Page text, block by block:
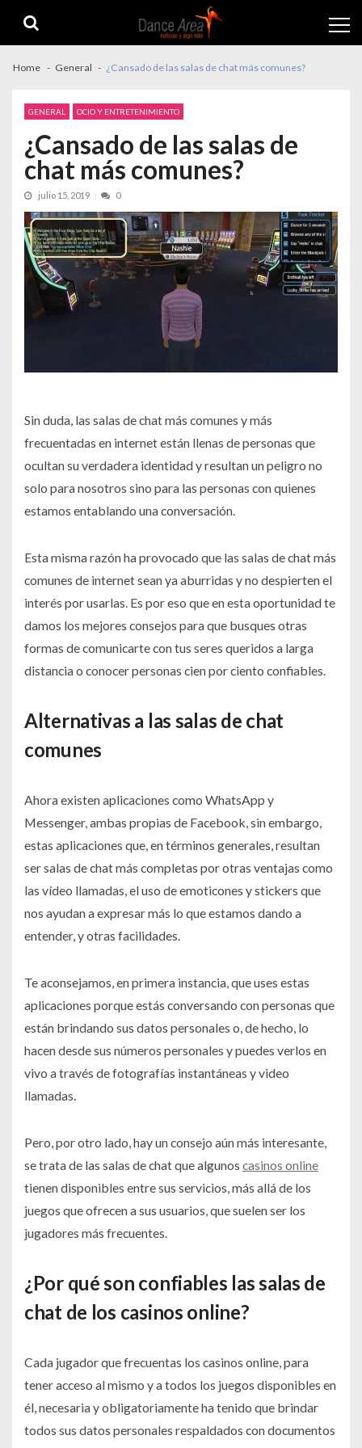
navigation
content
Home General ¿Cansado de las salas de chat más comunes?
GENERAL OCIO Y ENTRETENIMIENTO
¿Cansado de las salas de
chat más comunes?
julio 15, 2019 0
Sin duda, las salas de chat más comunes y más
frecuentadas en internet están llenas de personas que
ocultan su verdadera identidad y resultan un peligro no
solo para nosotros sino para las personas con quienes
estamos entablando una conversación.
Esta misma razón ha provocado que las salas de chat más
comunes de internet sean ya aburridas y no despierten el
interés por usarlas. Es por eso que en esta oportunidad te
damos los mejores consejos para que busques otras
formas de comunicarte con tus seres queridos a larga
distancia o conocer personas cien por ciento confiables.
Alternativas a las salas de chat
comunes
Ahora existen aplicaciones como WhatsApp y
Messenger, ambas propias de Facebook, sin embargo,
estas aplicaciones que, en términos generales, resultan
ser salas de chat más completas por otras ventajas como
las vídeo llamadas, el uso de emoticones y stickers que
nos ayudan a expresar más lo que estamos dando a
entender, y otras facilidades.
Te aconsejamos, en primera instancia, que uses estas
aplicaciones porque estás conversando con personas que
están brindando sus datos personales o, de hecho, lo
hacen desde sus números personales y puedes verlos en
vivo a través de fotografías instantáneas y video
llamadas.
Pero, por otro lado, hay un consejo aún más interesante,
se trata de las salas de chat que algunos casinos online
tienen disponibles entre sus servicios, más allá de los
juegos que ofrecen a sus usuarios, que suelen ser los
jugadores más frecuentes.
¿Por qué son confiables las salas de
chat de los casinos online?
Cada jugador que frecuentas los casinos online, para
tener acceso al mismo y a todos los juegos disponibles en
él, necesaria y obligatoriamente ha tenido que brindar
todos sus datos personales respaldados con documentos